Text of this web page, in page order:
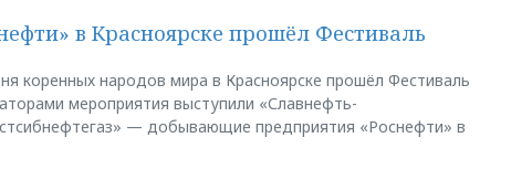
в Красноярске прошёл Фестиваль
коренных народов мира в Красноярске прошёл Фестиваль
мероприятия выступили «Славнефть-
— добывающие предприятия «Роснефти» в